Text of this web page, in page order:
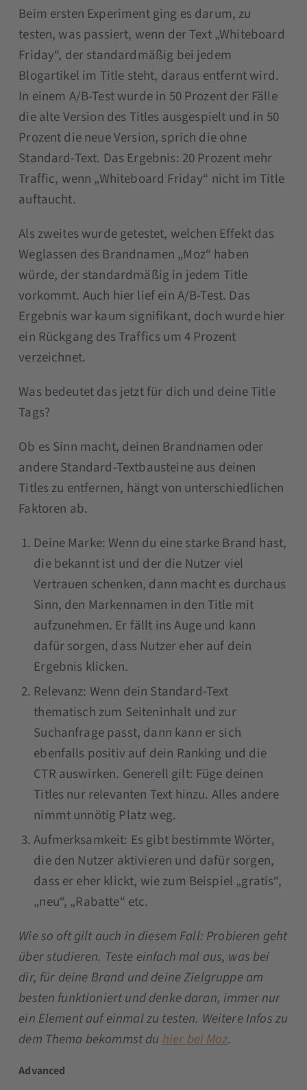
Beim ersten Experiment ging es darum, zu
testen, was passiert, wenn der Text „Whiteboard
Friday“, der standardmäßig bei jedem
Blogartikel im Title steht, daraus entfernt wird.
In einem A/B-Test wurde in 50 Prozent der Fälle
die alte Version des Titles ausgespielt und in 50
Prozent die neue Version, sprich die ohne
Standard-Text. Das Ergebnis: 20 Prozent mehr
Traffic, wenn „Whiteboard Friday“ nicht im Title
auftaucht.
Als zweites wurde getestet, welchen Effekt das
Weglassen des Brandnamen „Moz“ haben
würde, der standardmäßig in jedem Title
vorkommt. Auch hier lief ein A/B-Test. Das
Ergebnis war kaum signifikant, doch wurde hier
ein Rückgang des Traffics um 4 Prozent
verzeichnet.
Was bedeutet das jetzt für dich und deine Title
Tags?
Ob es Sinn macht, deinen Brandnamen oder
andere Standard-Textbausteine aus deinen
Titles zu entfernen, hängt von unterschiedlichen
Faktoren ab.
Deine Marke: Wenn du eine starke Brand hast,
die bekannt ist und der die Nutzer viel
Vertrauen schenken, dann macht es durchaus
Sinn, den Markennamen in den Title mit
aufzunehmen. Er fällt ins Auge und kann
dafür sorgen, dass Nutzer eher auf dein
Ergebnis klicken.
Relevanz: Wenn dein Standard-Text
thematisch zum Seiteninhalt und zur
Suchanfrage passt, dann kann er sich
ebenfalls positiv auf dein Ranking und die
CTR auswirken. Generell gilt: Füge deinen
Titles nur relevanten Text hinzu. Alles andere
nimmt unnötig Platz weg.
Aufmerksamkeit: Es gibt bestimmte Wörter,
die den Nutzer aktivieren und dafür sorgen,
dass er eher klickt, wie zum Beispiel „gratis“,
„neu“, „Rabatte“ etc.
Wie so oft gilt auch in diesem Fall: Probieren geht
über studieren. Teste einfach mal aus, was bei
dir, für deine Brand und deine Zielgruppe am
besten funktioniert und denke daran, immer nur
ein Element auf einmal zu testen. Weitere Infos zu
dem Thema bekommst du hier bei Moz.
Advanced